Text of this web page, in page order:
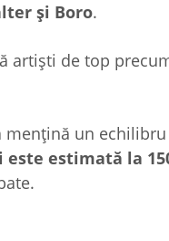
și Boro.
artiști de top
mențină un
estimată la